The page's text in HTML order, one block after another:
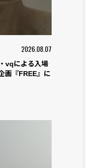
2026.08.07
vqによる入場
画『FREE』に